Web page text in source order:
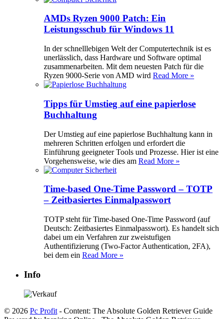
AMDs Ryzen 9000 Patch: Ein
Leistungsschub für Windows 11
In der schnelllebigen Welt der Computertechnik ist es
unerlässlich, dass Hardware und Software optimal
zusammenarbeiten. Mit dem neuesten Patch für die
Ryzen 9000-Serie von AMD wird Read More »
Tipps für Umstieg auf eine papierlose
Buchhaltung
Der Umstieg auf eine papierlose Buchhaltung kann in
mehreren Schritten erfolgen und erfordert die
Einführung geeigneter Tools und Prozesse. Hier ist eine
Vorgehensweise, wie dies am Read More »
Time-based One-Time Password – TOTP
– Zeitbasiertes Einmalpasswort
TOTP steht für Time-based One-Time Password (auf
Deutsch: Zeitbasiertes Einmalpasswort). Es handelt sich
dabei um ein Verfahren zur zweistufigen
Authentifizierung (Two-Factor Authentication, 2FA),
bei dem ein Read More »
Info
© 2026 Pc Profit - Content: The Absolute Golden Retriever Guide